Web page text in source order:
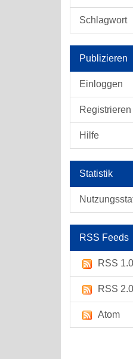
Schlagwort
Publizieren
Einloggen
Registrieren
Hilfe
Statistik
RSS Feeds
RSS 1.0
RSS 2.0
Atom